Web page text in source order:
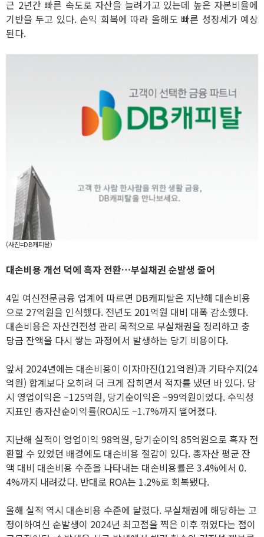
근 2년간 빠른 속도로 자산을 늘려가고 있는데 높은 자본비율에
기반을 두고 있다. 손익 회복에 따라 올해도 빠른 성장세가 예상
된다.
(사진=DB캐피탈)
대손비용 개선 덕에 흑자 전환…부실채권 순발생 줄어
4일 여신전문금융 업계에 따르면 DB캐피탈은 지난해 대손비용
으로 27억원을 인식했다. 전년도 201억원 대비 대폭 감소했다.
대손비용은 자산건전성 관리 목적으로 부실채권을 정리하고 충
당금 잔액을 다시 쌓는 과정에서 발생하는 당기 비용이다.
앞서 2024년에는 대손비용이 이자마진(121억원)과 기타수지(24
억원) 합계보다 오히려 더 크게 잡히면서 적자를 냈던 바 있다. 당
시 영업이익은 –125억원, 당기순이익은 –99억원이었다. 수익성
지표인 총자산순이익률(ROA)도 –1.7%까지 떨어졌다.
지난해 실적이 영업이익 98억원, 당기순이익 85억원으로 흑자 전
환할 수 있었던 배경에도 대손비용 절감이 있다. 총자산 평균 잔
액 대비 대손비용 수준을 나타내는 대손비용률은 3.4%에서 0.
4%까지 내려갔다. 반대로 ROA는 1.2%로 회복됐다.
올해 실적 역시 대손비용 수준에 달렸다. 부실채권에 해당하는 고
정이하여신 순발생이 2024년 최고점을 찍은 이후 꺾였다는 점이